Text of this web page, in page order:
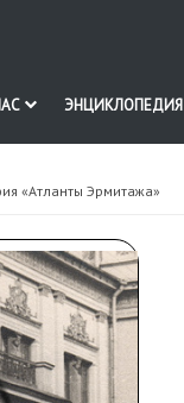
ЭНЦИКЛОПЕДИЯ
«Атланты Эрмитажа»